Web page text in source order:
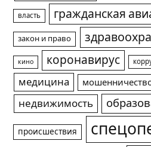
власть гражданская
закон и право
кино коронавирус
медицина
недвижимость
происшествия